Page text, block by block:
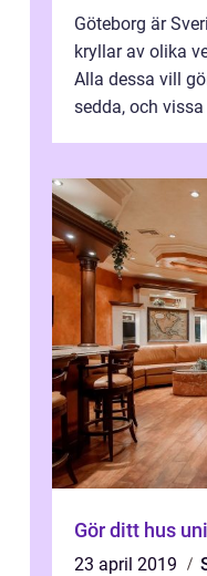
Göteborg är
kryllar av olika
Alla dessa vill
sedda, och
Gör ditt hus
23 april 2019